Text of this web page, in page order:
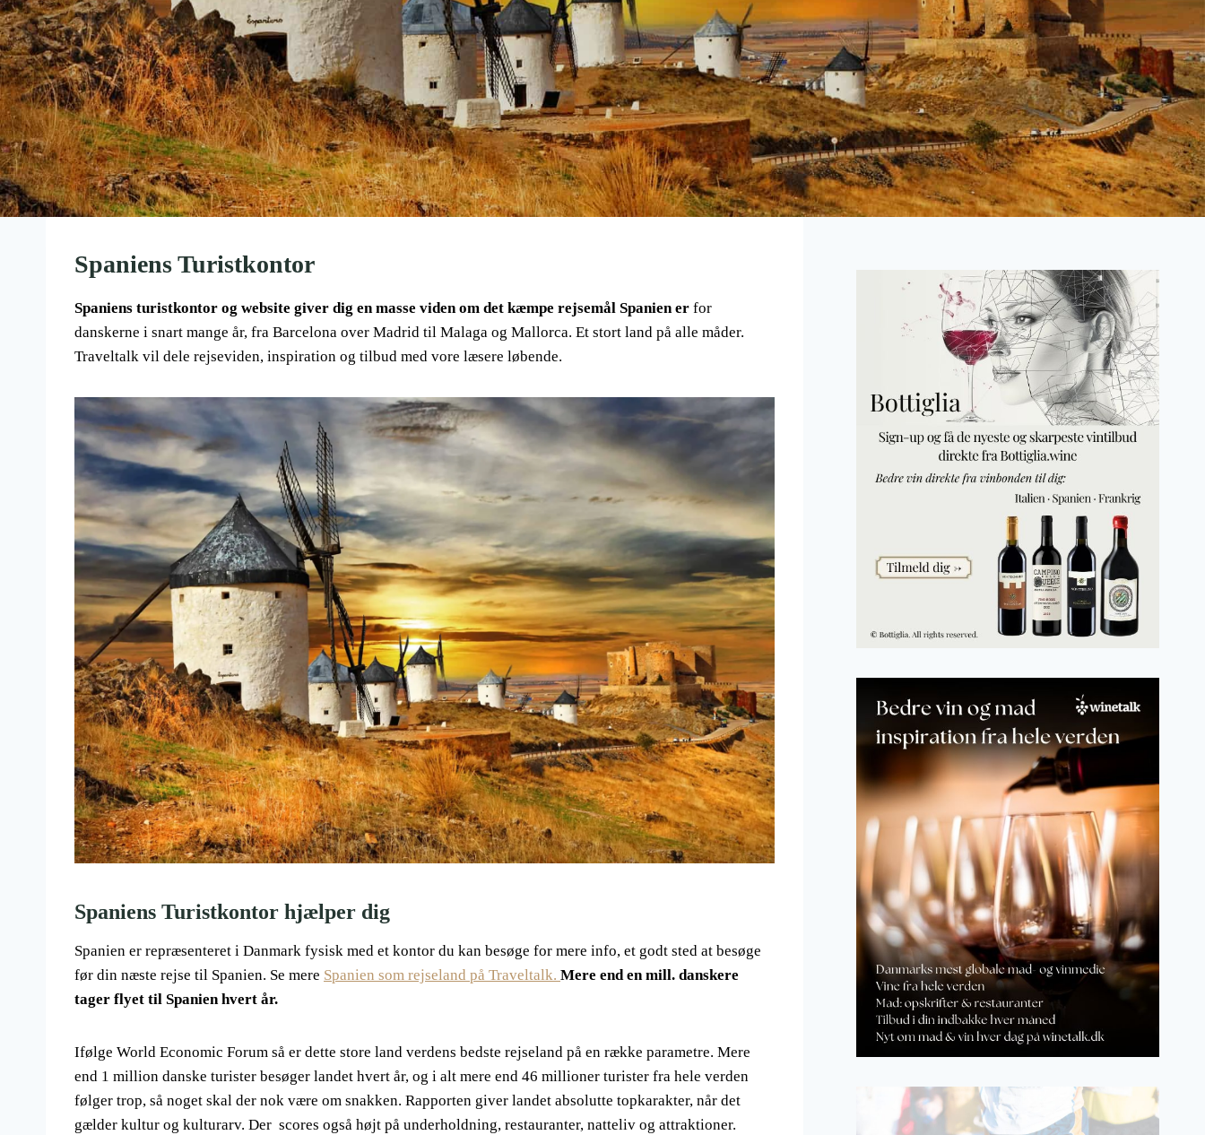
Spaniens Turistkontor
Spaniens turistkontor og website giver dig en masse viden om det kæmpe rejsemål Spanien er for
danskerne i snart mange år, fra Barcelona over Madrid til Malaga og Mallorca. Et stort land på alle måder.
Traveltalk vil dele rejseviden, inspiration og tilbud med vore læsere løbende.
Spaniens Turistkontor hjælper dig
Spanien er repræsenteret i Danmark fysisk med et kontor du kan besøge for mere info, et godt sted at besøge
før din næste rejse til Spanien. Se mere Spanien som rejseland på Traveltalk. Mere end en mill. danskere
tager flyet til Spanien hvert år.
Ifølge World Economic Forum så er dette store land verdens bedste rejseland på en række parametre. Mere
end 1 million danske turister besøger landet hvert år, og i alt mere end 46 millioner turister fra hele verden
følger trop, så noget skal der nok være om snakken. Rapporten giver landet absolutte topkarakter, når det
gælder kultur og kulturarv. Der scores også højt på underholdning, restauranter, natteliv og attraktioner.